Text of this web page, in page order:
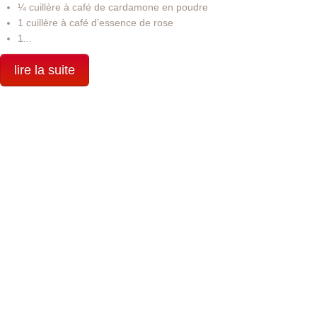
¼ cuillère à café de cardamone en poudre
1 cuillère à café d’essence de rose
1...
lire la suite